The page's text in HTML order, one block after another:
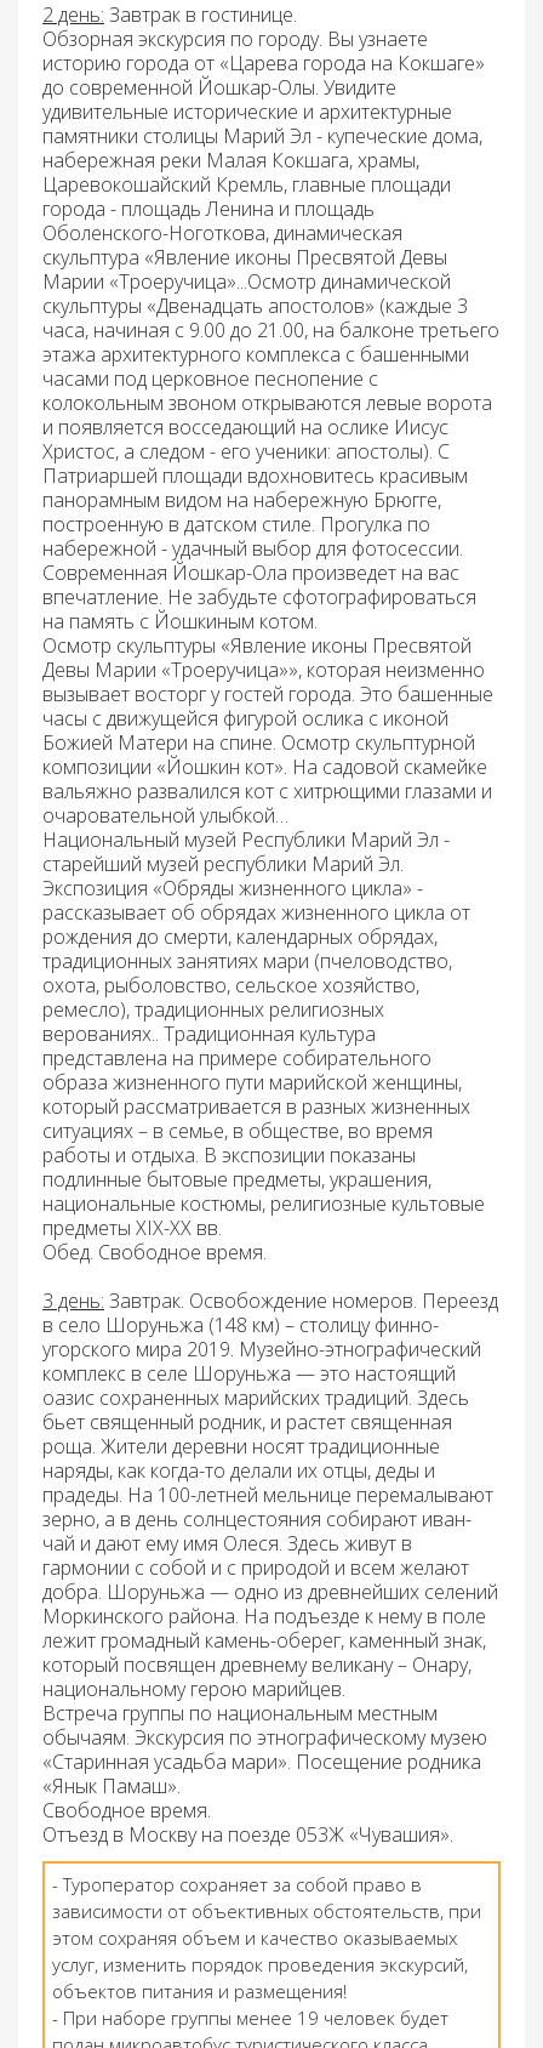
2 день: Завтрак в гостинице.
Обзорная экскурсия по городу. Вы узнаете
историю города от «Царева города на Кокшаге»
до современной Йошкар-Олы. Увидите
удивительные исторические и архитектурные
памятники столицы Марий Эл - купеческие дома,
набережная реки Малая Кокшага, храмы,
Царевокошайский Кремль, главные площади
города - площадь Ленина и площадь
Оболенского-Ноготкова, динамическая
скульптура «Явление иконы Пресвятой Девы
Марии «Троеручица»...Осмотр динамической
скульптуры «Двенадцать апостолов» (каждые 3
часа, начиная с 9.00 до 21.00, на балконе третьего
этажа архитектурного комплекса с башенными
часами под церковное песнопение с
колокольным звоном открываются левые ворота
и появляется восседающий на ослике Иисус
Христос, а следом - его ученики: апостолы). С
Патриаршей площади вдохновитесь красивым
панорамным видом на набережную Брюгге,
построенную в датском стиле. Прогулка по
набережной - удачный выбор для фотосессии.
Современная Йошкар-Ола произведет на вас
впечатление. Не забудьте сфотографироваться
на память с Йошкиным котом.
Осмотр скульптуры «Явление иконы Пресвятой
Девы Марии «Троеручица»», которая неизменно
вызывает восторг у гостей города. Это башенные
часы с движущейся фигурой ослика с иконой
Божией Матери на спине. Осмотр скульптурной
композиции «Йошкин кот». На садовой скамейке
вальяжно развалился кот с хитрющими глазами и
очаровательной улыбкой…
Национальный музей Республики Марий Эл -
старейший музей республики Марий Эл.
Экспозиция «Обряды жизненного цикла» -
рассказывает об обрядах жизненного цикла от
рождения до смерти, календарных обрядах,
традиционных занятиях мари (пчеловодство,
охота, рыболовство, сельское хозяйство,
ремесло), традиционных религиозных
верованиях.. Традиционная культура
представлена на примере собирательного
образа жизненного пути марийской женщины,
который рассматривается в разных жизненных
ситуациях – в семье, в обществе, во время
работы и отдыха. В экспозиции показаны
подлинные бытовые предметы, украшения,
национальные костюмы, религиозные культовые
предметы XIX-XX вв.
Обед. Свободное время.
3 день: Завтрак. Освобождение номеров. Переезд
в село Шоруньжа (148 км) – столицу финно-
угорского мира 2019. Музейно-этнографический
комплекс в селе Шоруньжа — это настоящий
оазис сохраненных марийских традиций. Здесь
бьет священный родник, и растет священная
роща. Жители деревни носят традиционные
наряды, как когда-то делали их отцы, деды и
прадеды. На 100-летней мельнице перемалывают
зерно, а в день солнцестояния собирают иван-
чай и дают ему имя Олеся. Здесь живут в
гармонии с собой и с природой и всем желают
добра. Шоруньжа — одно из древнейших селений
Моркинского района. На подъезде к нему в поле
лежит громадный камень-оберег, каменный знак,
который посвящен древнему великану – Онару,
национальному герою марийцев.
Встреча группы по национальным местным
обычаям. Экскурсия по этнографическому музею
«Старинная усадьба мари». Посещение родника
«Янык Памаш».
Свободное время.
Отъезд в Москву на поезде 053Ж «Чувашия».
- Туроператор сохраняет за собой право в
зависимости от объективных обстоятельств, при
этом сохраняя объем и качество оказываемых
услуг, изменить порядок проведения экскурсий,
объектов питания и размещения!
- При наборе группы менее 19 человек будет